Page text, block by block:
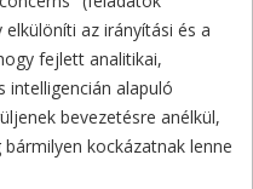
az irányítási és a
fejlett analitikai,
intelligencián alapuló
bevezetésre anélkül,
kockázatnak lenne